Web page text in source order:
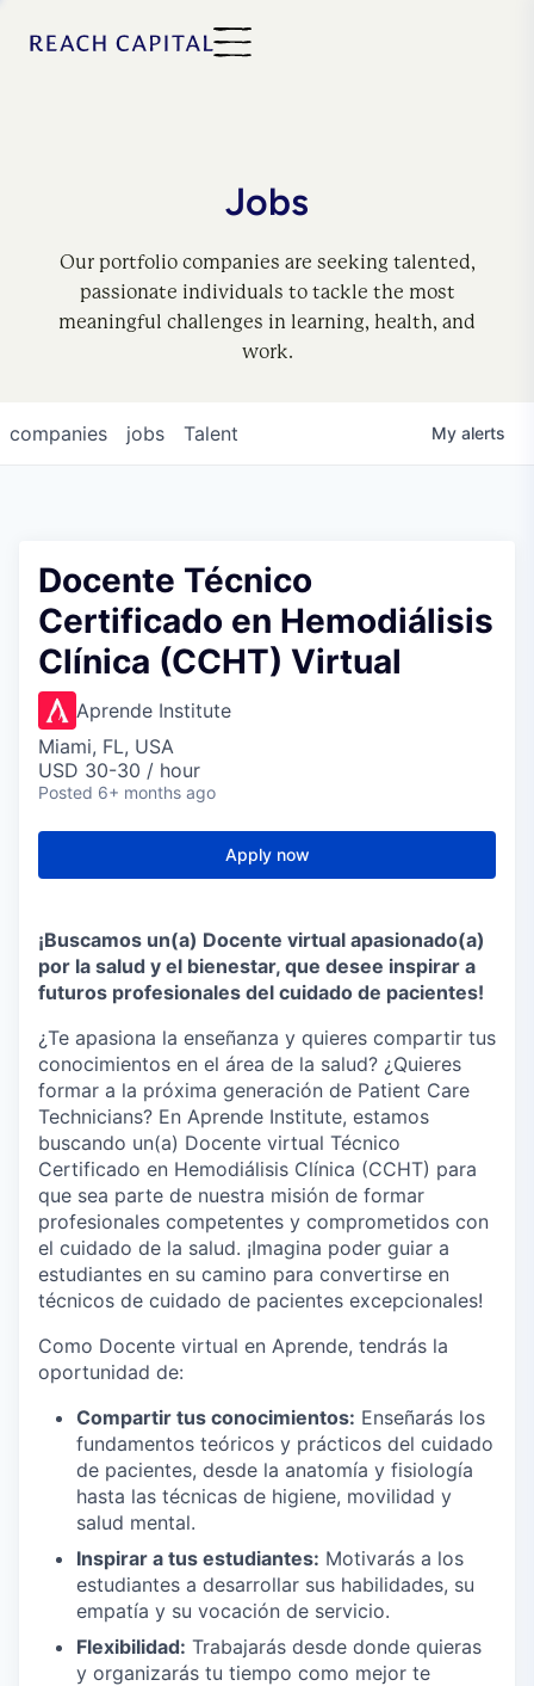
Jobs
Our portfolio companies are seeking talented,
passionate individuals to tackle the most
meaningful challenges in learning, health, and
work.
jobs
companies Talent My alerts
Docente Técnico
Certificado en Hemodiálisis
Clínica (CCHT) Virtual
Aprende Institute
Miami, FL, USA
USD 30-30 / hour
Posted 6+ months ago
Apply now
¡Buscamos un(a) Docente virtual apasionado(a)
por la salud y el bienestar, que desee inspirar a
futuros profesionales del cuidado de pacientes!
¿Te apasiona la enseñanza y quieres compartir tus
conocimientos en el área de la salud? ¿Quieres
formar a la próxima generación de Patient Care
Technicians? En Aprende Institute, estamos
buscando un(a) Docente virtual Técnico
Certificado en Hemodiálisis Clínica (CCHT) para
que sea parte de nuestra misión de formar
profesionales competentes y comprometidos con
el cuidado de la salud. ¡Imagina poder guiar a
estudiantes en su camino para convertirse en
técnicos de cuidado de pacientes excepcionales!
Como Docente virtual en Aprende, tendrás la
oportunidad de:
Compartir tus conocimientos: Enseñarás los
fundamentos teóricos y prácticos del cuidado
de pacientes, desde la anatomía y fisiología
hasta las técnicas de higiene, movilidad y
salud mental.
Inspirar a tus estudiantes: Motivarás a los
estudiantes a desarrollar sus habilidades, su
empatía y su vocación de servicio.
Flexibilidad: Trabajarás desde donde quieras
y organizarás tu tiempo como mejor te